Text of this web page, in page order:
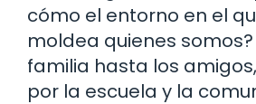
cómo el entorno en el
moldea quienes
familia hasta los
por la escuela y la